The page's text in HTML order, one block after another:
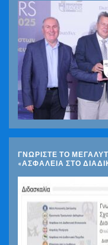
ΓΝΩΡΊΣΤΕ ΤΟ
«ΑΣΦΆΛΕΙΑ ΣΤΟ